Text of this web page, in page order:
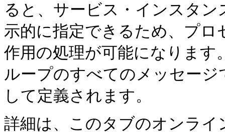
ると、サービス・インスタ
示的に指定できるため、プ
作用の処理が可能になります
ループのすべてのメッセー
して定義されます。
詳細は、このタブのオンライ